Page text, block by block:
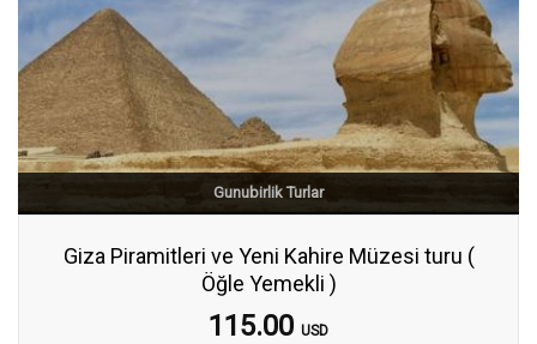
Gunubirlik Turlar
Giza Piramitleri ve Yeni Kahire Müzesi turu (
Öğle Yemekli )
115.00 USD